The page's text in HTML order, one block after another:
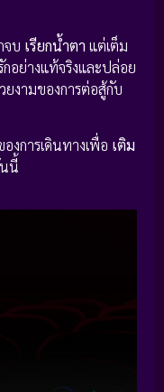
จบ เรียกน้ำตา แต่เต็ม
กอย่างแท้จริงและปล่อย
ยงามของการต่อสู้กับ
งการเดินทางเพื่อ เติม
นี้